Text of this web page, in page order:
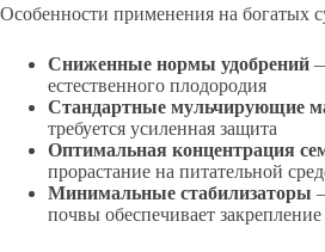
Особенности применения на богатых
Сниженные нормы удобрений
естественного плодородия
Стандартные мульчирующие
требуется усиленная защита
Оптимальная концентрация
прорастание на питательной
Минимальные стабилизаторы
почвы обеспечивает закрепление